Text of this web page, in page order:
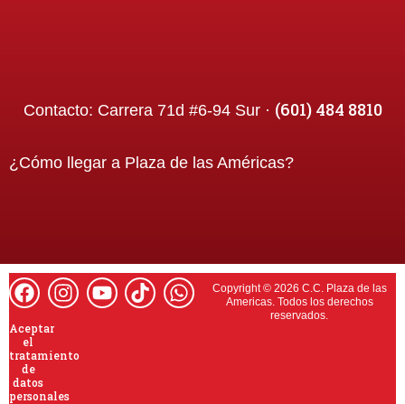
Contacto: Carrera 71d #6-94 Sur · (601) 484 8810
¿Cómo llegar a Plaza de las Américas?
Copyright © 2026 C.C. Plaza de las
Americas. Todos los derechos
reservados.
Aceptar
el
tratamiento
de
datos
personales